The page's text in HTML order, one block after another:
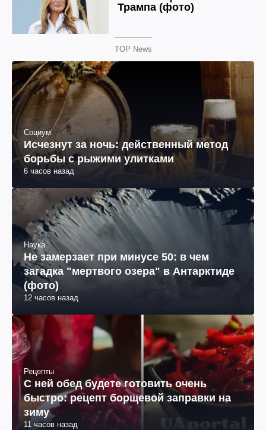
TOP News
Социум
Исчезнут за ночь: действенный метод
борьбы с рыжими улитками
6 часов назад
Наука
Не замерзает при минусе 50: в чем
загадка "мертвого озера" в Антарктиде
(фото)
12 часов назад
Рецепты
С ней обед будете готовить очень
быстро: рецепт борщевой заправки на
зиму
11 часов назад